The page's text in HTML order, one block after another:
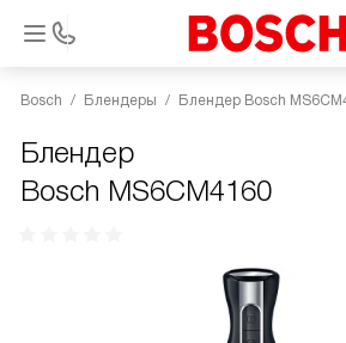
Bosch Блендеры Блендер Bosch
Блендер
Bosch MS6CM4160